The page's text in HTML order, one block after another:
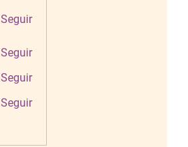
Seguir
Seguir
Seguir
Seguir